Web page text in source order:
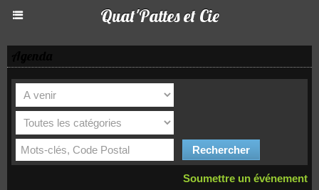
Quat'Pattes et Cie
Soumettre un événement